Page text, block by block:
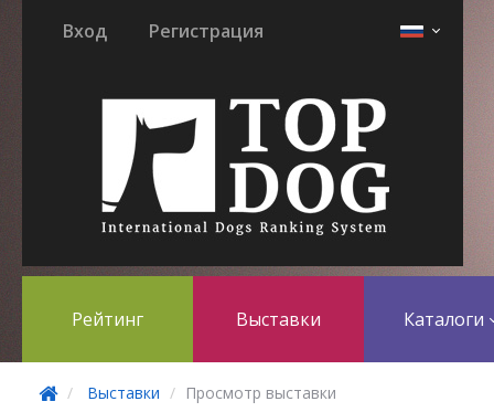
Вход Регистрация
Рейтинг Выставки Каталоги
Выставки Просмотр выставки